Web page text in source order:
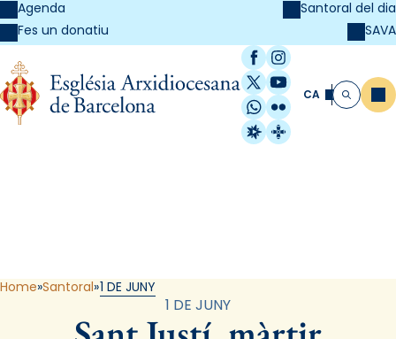
Agenda
Fes un donatiu
Santoral del dia
SAVA
Facebook
Instagram
X / Twitter
YouTube
WhatsApp
Flickr
Radio Estel
Catalunya
CA Cerca
Home Santoral 1 DE JUNY
1 DE JUNY